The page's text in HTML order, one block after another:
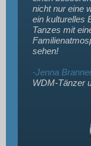
nicht nur eine
ein kulturelles
Tanzes mit
sehen!
-Jenna
WDM-Tänzer